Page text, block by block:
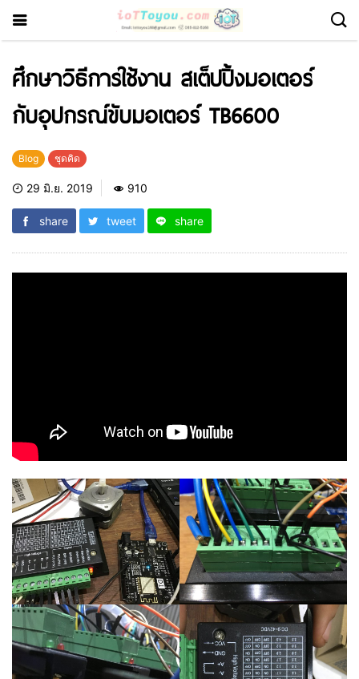
ศึกษาวิธีการใช้งาน สเต็ปปิ้งมอเตอร์
กับอุปกรณ์ขับมอเตอร์ TB6600
Blog ชุดคิด
29 มิ.ย. 2019 910
share tweet share